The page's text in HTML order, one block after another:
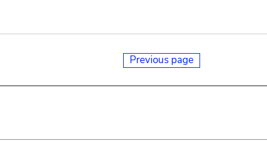
Previous page